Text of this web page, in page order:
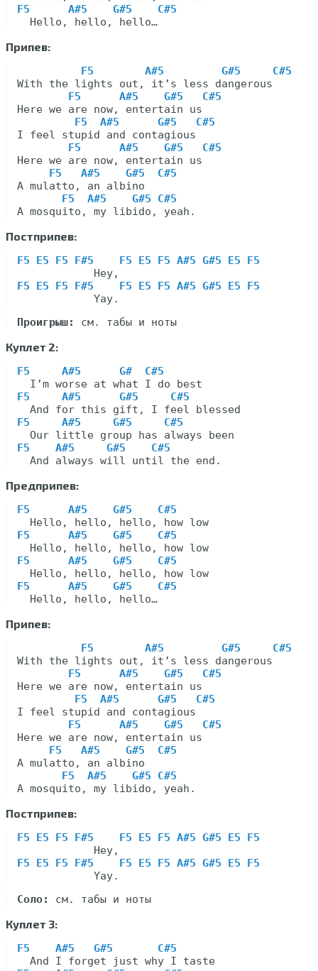
F5      A#5    G#5    C#5
Припев:
F5        A#5         G#5     C#5
With the lights out, it’s less dangerous
F5      A#5    G#5   C#5
Here we are now, entertain us
F5  A#5      G#5   C#5
I feel stupid and contagious
F5      A#5    G#5   C#5
Here we are now, entertain us
F5   A#5    G#5  C#5
A mulatto, an albino
F5  A#5    G#5 C#5
Постприпев:
F5 E5 F5 F#5    F5 E5 F5 A#5 G#5 E5 F5
F5 E5 F5 F#5    F5 E5 F5 A#5 G#5 E5 F5
Проигрыш:
Куплет 2:
F5     A#5      G#  C#5
F5     A#5      G#5     C#5
F5     A#5     G#5     C#5
F5    A#5     G#5    C#5
Предприпев:
F5      A#5    G#5    C#5
F5      A#5    G#5    C#5
F5      A#5    G#5    C#5
F5      A#5    G#5    C#5
Припев:
F5        A#5         G#5     C#5
With the lights out, it’s less dangerous
F5      A#5    G#5   C#5
Here we are now, entertain us
F5  A#5      G#5   C#5
I feel stupid and contagious
F5      A#5    G#5   C#5
Here we are now, entertain us
F5   A#5    G#5  C#5
A mulatto, an albino
F5  A#5    G#5 C#5
Постприпев:
F5 E5 F5 F#5    F5 E5 F5 A#5 G#5 E5 F5
F5 E5 F5 F#5    F5 E5 F5 A#5 G#5 E5 F5
Соло:
Куплет 3:
F5    A#5   G#5       C#5